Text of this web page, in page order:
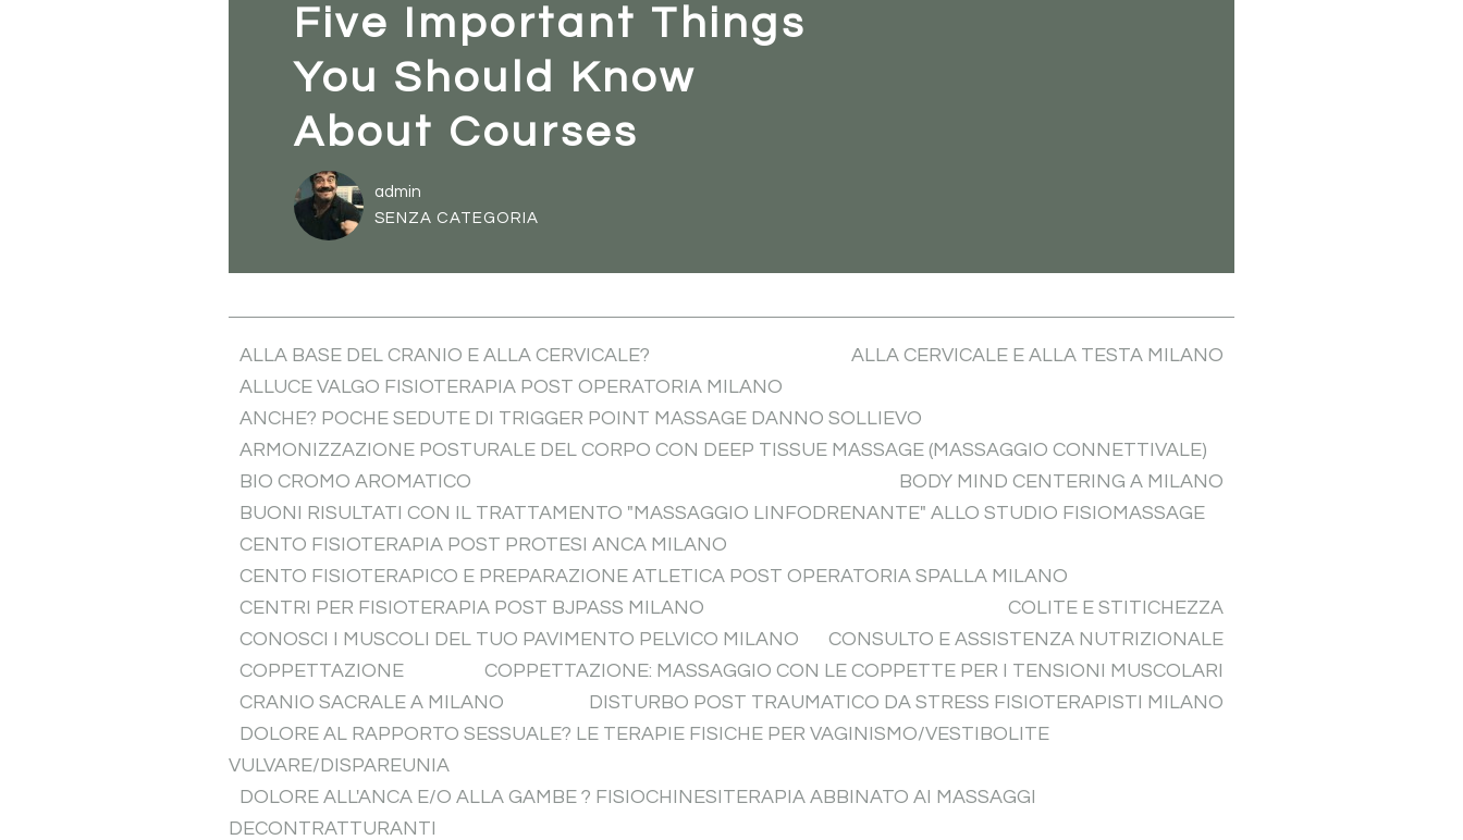
Five Important Things
You Should Know
About Courses
admin
SENZA CATEGORIA
ALLA BASE DEL CRANIO E ALLA CERVICALE?
ALLA CERVICALE E ALLA TESTA MILANO
ALLUCE VALGO FISIOTERAPIA POST OPERATORIA MILANO
ANCHE? POCHE SEDUTE DI TRIGGER POINT MASSAGE DANNO SOLLIEVO
ARMONIZZAZIONE POSTURALE DEL CORPO CON DEEP TISSUE MASSAGE (MASSAGGIO CONNETTIVALE)
BIO CROMO AROMATICO
BODY MIND CENTERING A MILANO
BUONI RISULTATI CON IL TRATTAMENTO "MASSAGGIO LINFODRENANTE" ALLO STUDIO FISIOMASSAGE
CENTO FISIOTERAPIA POST PROTESI ANCA MILANO
CENTO FISIOTERAPICO E PREPARAZIONE ATLETICA POST OPERATORIA SPALLA MILANO
CENTRI PER FISIOTERAPIA POST BJPASS MILANO
COLITE E STITICHEZZA
CONOSCI I MUSCOLI DEL TUO PAVIMENTO PELVICO MILANO
CONSULTO E ASSISTENZA NUTRIZIONALE
COPPETTAZIONE
COPPETTAZIONE: MASSAGGIO CON LE COPPETTE PER I TENSIONI MUSCOLARI
CRANIO SACRALE A MILANO
DISTURBO POST TRAUMATICO DA STRESS FISIOTERAPISTI MILANO
DOLORE AL RAPPORTO SESSUALE? LE TERAPIE FISICHE PER VAGINISMO/VESTIBOLITE
VULVARE/DISPAREUNIA
DOLORE ALL'ANCA E/O ALLA GAMBE ? FISIOCHINESITERAPIA ABBINATO AI MASSAGGI
DECONTRATTURANTI